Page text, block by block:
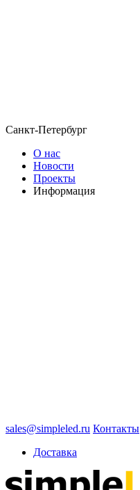
Санкт-Петербург
О нас
Новости
Проекты
Информация
sales@simpleled.ru Контакты
Доставка